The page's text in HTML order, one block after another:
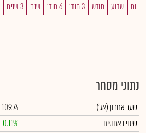
יום שבוע חודש 3 חוד' 6 חוד' שנה 3 שנים
נתוני מסחר
שער אחרון (אג')
109.74
שינוי באחוזים
0.11%